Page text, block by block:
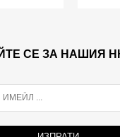
СЕ ЗА НАШИЯ